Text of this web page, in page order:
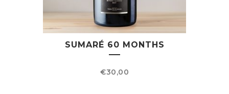
SUMARÉ 60 MONTHS
€30,00